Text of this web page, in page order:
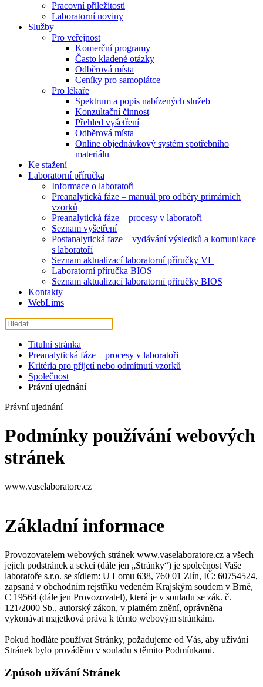
Pracovní příležitosti
Laboratorní noviny
Služby
Pro veřejnost
Komerční programy
Často kladené otázky
Odběrová místa
Ceníky pro samoplátce
Pro lékaře
Spektrum a popis nabízených služeb
Konzultační činnost
Přehled vyšetření
Odběrová místa
Online objednávkový systém spotřebního
materiálu
Ke stažení
Laboratorní příručka
Informace o laboratoři
Preanalytická fáze – manuál pro odběry primárních
vzorků
Preanalytická fáze – procesy v laboratoři
Seznam vyšetření
Postanalytická faze – vydávání výsledků a komunikace
s laboratoří
Seznam aktualizací laboratorní příručky VL
Laboratorní příručka BIOS
Seznam aktualizací laboratorní příručky BIOS
Kontakty
WebLims
Titulní stránka
Preanalytická fáze – procesy v laboratoři
Kritéria pro přijetí nebo odmítnutí vzorků
Společnost
Právní ujednání
Právní ujednání
Podmínky používání webových
stránek
www.vaselaboratore.cz
Základní informace
Provozovatelem webových stránek www.vaselaboratore.cz a všech
jejich podstránek a sekcí (dále jen „Stránky“) je společnost Vaše
laboratoře s.r.o. se sídlem: U Lomu 638, 760 01 Zlín, IČ: 60754524,
zapsaná v obchodním rejstříku vedeném Krajským soudem v Brně,
C 19564 (dále jen Provozovatel), která je v souladu se zák. č.
121/2000 Sb., autorský zákon, v platném znění, oprávněna
vykonávat majetková práva k těmto webovým stránkám.
Pokud hodláte používat Stránky, požadujeme od Vás, aby užívání
Stránek bylo prováděno v souladu s těmito Podmínkami.
Způsob užívání Stránek